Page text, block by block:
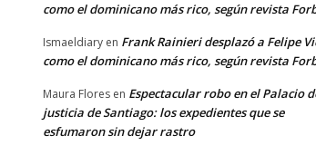
como el dominicano más rico, según revista
Ismaeldiary en Frank Rainieri desplazó a Felipe
como el dominicano más rico, según revista
Maura Flores en Espectacular robo en el Palacio
justicia de Santiago: los expedientes que se
esfumaron sin dejar rastro